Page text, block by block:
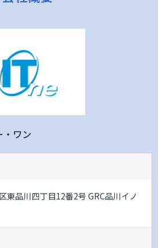
・ワン
東品川四丁目12番2号 GRC品川イノ